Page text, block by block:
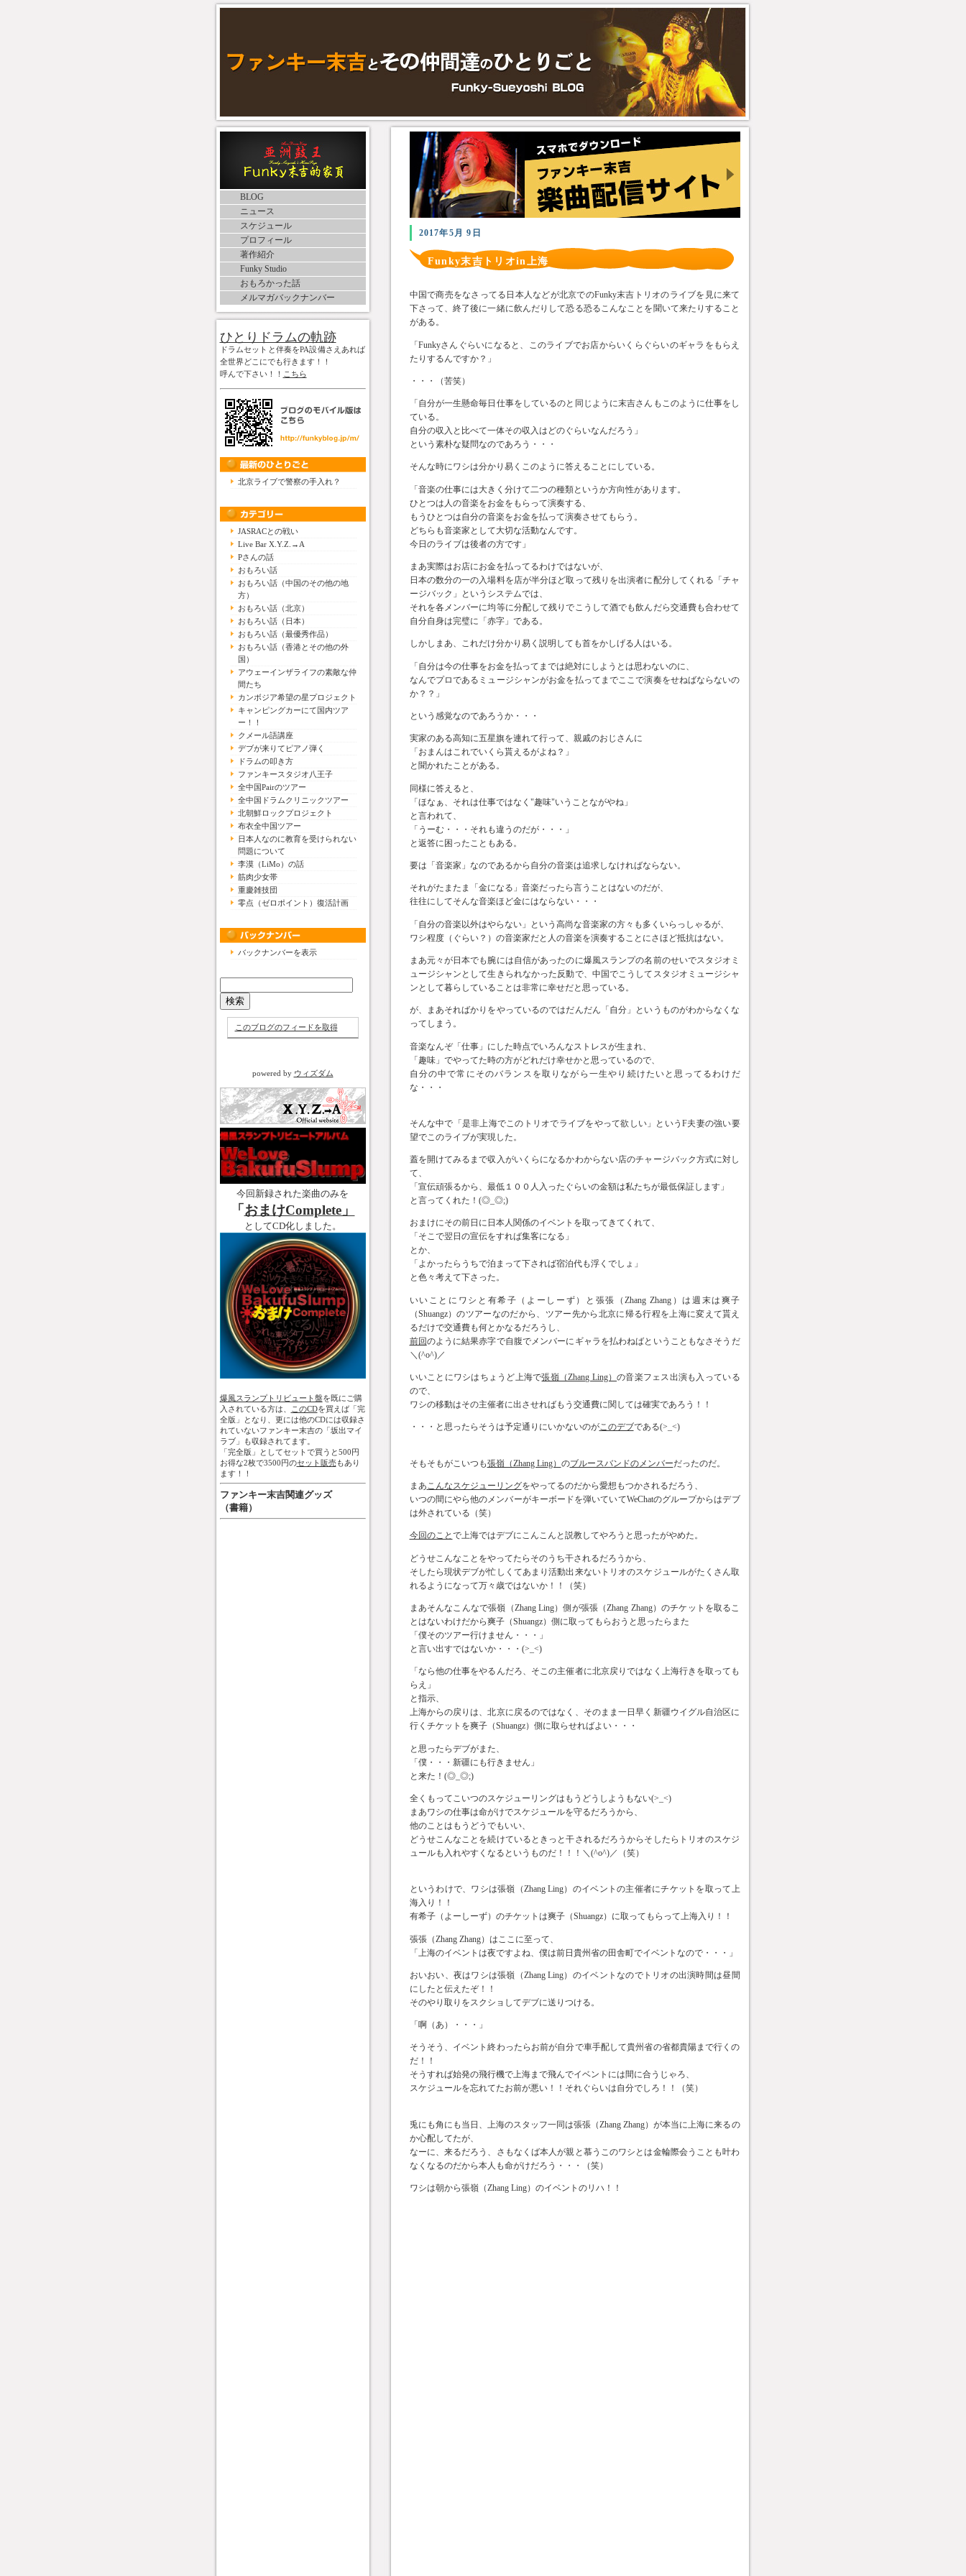
BLOG
ニュース
スケジュール
プロフィール
著作紹介
Funky Studio
おもろかった話
メルマガバックナンバー
ひとりドラムの軌跡
ドラムセットと伴奏をPA設備さえあれば
全世界どこにでも行きます！！
呼んで下さい！！ こちら
北京ライブで警察の手入れ？
JASRACとの戦い
Live Bar X.Y.Z.→A
Pさんの話
おもろい話
おもろい話（中国のその他の地
方）
おもろい話（北京）
おもろい話（日本）
おもろい話（最優秀作品）
おもろい話（香港とその他の外
国）
アウェーインザライフの素敵な仲
間たち
カンボジア希望の星プロジェクト
キャンピングカーにて国内ツア
ー！！
クメール語講座
デブが来りてピアノ弾く
ドラムの叩き方
ファンキースタジオ八王子
全中国Pairのツアー
全中国ドラムクリニックツアー
北朝鮮ロックプロジェクト
布衣全中国ツアー
日本人なのに教育を受けられない
問題について
李漠（LiMo）の話
筋肉少女帯
重慶雑技団
零点（ゼロポイント）復活計画
バックナンバーを表示
このブログのフィードを取得
powered by ウィズダム
今回新録された楽曲のみを
「おまけComplete」
としてCD化しました。
爆風スランプトリビュート盤を既にご購
入されている方は、
このCDを買えば「完
全版」となり、更には他のCDには収録さ
れていないファンキー末吉の「坂出マイ
ラブ」も収録されてます。
「完全版」としてセットで買うと500円
お得な2枚で3500円のセット販売もあり
ます！！
ファンキー末吉関連グッズ
（書籍）
2017年5月 9日
Funky末吉トリオin上海
中国で商売をなさってる日本人などが北京でのFunky末吉トリオのライブを見に来て
下さって、終了後に一緒に飲んだりして恐る恐るこんなことを聞いて来たりすること
がある。
「Funkyさんぐらいになると、このライブでお店からいくらぐらいのギャラをもらえ
たりするんですか？」
・・・（苦笑）
「自分が一生懸命毎日仕事をしているのと同じように末吉さんもこのように仕事をし
ている。
自分の収入と比べて一体その収入はどのぐらいなんだろう」
という素朴な疑問なのであろう・・・
そんな時にワシは分かり易くこのように答えることにしている。
「音楽の仕事には大きく分けて二つの種類というか方向性があります。
ひとつは人の音楽をお金をもらって演奏する、
もうひとつは自分の音楽をお金を払って演奏させてもらう。
どちらも音楽家として大切な活動なんです。
今日のライブは後者の方です」
まあ実際はお店にお金を払ってるわけではないが、
日本の数分の一の入場料を店が半分ほど取って残りを出演者に配分してくれる「チャ
ージバック」というシステムでは、
それを各メンバーに均等に分配して残りでこうして酒でも飲んだら交通費も合わせて
自分自身は完璧に「赤字」である。
しかしまあ、これだけ分かり易く説明しても首をかしげる人はいる。
「自分は今の仕事をお金を払ってまでは絶対にしようとは思わないのに、
なんでプロであるミュージシャンがお金を払ってまでここで演奏をせねばならないの
か？？」
という感覚なのであろうか・・・
実家のある高知に五星旗を連れて行って、親戚のおじさんに
「おまんはこれでいくら貰えるがよね？」
と聞かれたことがある。
同様に答えると、
「ほなぁ、それは仕事ではなく"趣味"いうことながやね」
と言われて、
「うーむ・・・それも違うのだが・・・」
と返答に困ったこともある。
要は「音楽家」なのであるから自分の音楽は追求しなければならない。
それがたまたま「金になる」音楽だったら言うことはないのだが、
往往にしてそんな音楽ほど金にはならない・・・
「自分の音楽以外はやらない」という高尚な音楽家の方々も多くいらっしゃるが、
ワシ程度（ぐらい？）の音楽家だと人の音楽を演奏することにさほど抵抗はない。
まあ元々が日本でも腕には自信があったのに爆風スランプの名前のせいでスタジオミ
ュージシャンとして生きられなかった反動で、中国でこうしてスタジオミュージシャ
ンとして暮らしていることは非常に幸せだと思っている。
が、まあそればかりをやっているのではだんだん「自分」というものがわからなくな
ってしまう。
音楽なんぞ「仕事」にした時点でいろんなストレスが生まれ、
「趣味」でやってた時の方がどれだけ幸せかと思っているので、
自分の中で常にそのバランスを取りながら一生やり続けたいと思ってるわけだ
な・・・
そんな中で「是非上海でこのトリオでライブをやって欲しい」というF夫妻の強い要
望でこのライブが実現した。
蓋を開けてみるまで収入がいくらになるかわからない店のチャージバック方式に対し
て、
「宣伝頑張るから、最低１００人入ったぐらいの金額は私たちが最低保証します」
と言ってくれた！(◎_◎;)
おまけにその前日に日本人関係のイベントを取ってきてくれて、
「そこで翌日の宣伝をすれば集客になる」
とか、
「よかったらうちで泊まって下されば宿泊代も浮くでしょ」
と色々考えて下さった。
いいことにワシと有希子（よーしーず）と張張（Zhang Zhang）は週末は爽子
（Shuangz）のツアーなのだから、ツアー先から北京に帰る行程を上海に変えて貰え
るだけで交通費も何とかなるだろうし、
前回のように結果赤字で自腹でメンバーにギャラを払わねばということもなさそうだ
＼(^o^)／
いいことにワシはちょうど上海で張嶺（Zhang Ling）の音楽フェス出演も入っている
ので、
ワシの移動はその主催者に出させればもう交通費に関しては確実であろう！！
・・・と思ったらそうは予定通りにいかないのがこのデブである(>_<)
そもそもがこいつも張嶺（Zhang Ling） のブルースバンドのメンバーだったのだ。
まあこんなスケジューリングをやってるのだから愛想もつかされるだろう、
いつの間にやら他のメンバーがキーボードを弾いていてWeChatのグループからはデブ
は外されている（笑）
今回のこと で上海ではデブにこんこんと説教してやろうと思ったがやめた。
どうせこんなことをやってたらそのうち干されるだろうから、
そしたら現状デブが忙しくてあまり活動出来ないトリオのスケジュールがたくさん取
れるようになって万々歳ではないか！！（笑）
まあそんなこんなで張嶺（Zhang Ling）側が張張（Zhang Zhang）のチケットを取るこ
とはないわけだから爽子（Shuangz）側に取ってもらおうと思ったらまた
「僕そのツアー行けません・・・」
と言い出すではないか・・・(>_<)
「なら他の仕事をやるんだろ、そこの主催者に北京戻りではなく上海行きを取っても
らえ」
と指示、
上海からの戻りは、北京に戻るのではなく、そのまま一日早く新疆ウイグル自治区に
行くチケットを爽子（Shuangz）側に取らせればよい・・・
と思ったらデブがまた、
「僕・・・新疆にも行きません」
と来た！(◎_◎;)
全くもってこいつのスケジューリングはもうどうしようもない(>_<)
まあワシの仕事は命がけでスケジュールを守るだろうから、
他のことはもうどうでもいい、
どうせこんなことを続けているときっと干されるだろうからそしたらトリオのスケジ
ュールも入れやすくなるというものだ！！！＼(^o^)／（笑）
というわけで、ワシは張嶺（Zhang Ling）のイベントの主催者にチケットを取って上
海入り！！
有希子（よーしーず）のチケットは爽子（Shuangz）に取ってもらって上海入り！！
張張（Zhang Zhang）はここに至って、
「上海のイベントは夜ですよね、僕は前日貴州省の田舎町でイベントなので・・・」
おいおい、夜はワシは張嶺（Zhang Ling）のイベントなのでトリオの出演時間は昼間
にしたと伝えたぞ！！
そのやり取りをスクショしてデブに送りつける。
「啊（あ）・・・」
そうそう、イベント終わったらお前が自分で車手配して貴州省の省都貴陽まで行くの
だ！！
そうすれば始発の飛行機で上海まで飛んでイベントには間に合うじゃろ、
スケジュールを忘れてたお前が悪い！！それぐらいは自分でしろ！！（笑）
兎にも角にも当日、上海のスタッフ一同は張張（Zhang Zhang）が本当に上海に来るの
か心配してたが、
なーに、来るだろう、さもなくば本人が親と慕うこのワシとは金輪際会うことも叶わ
なくなるのだから本人も命がけだろう・・・（笑）
ワシは朝から張嶺（Zhang Ling）のイベントのリハ！！